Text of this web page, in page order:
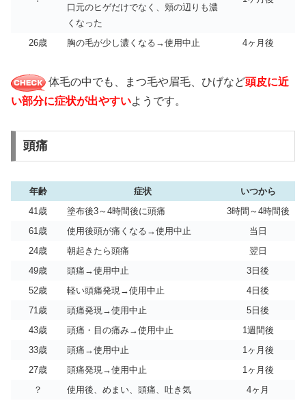
口元のヒゲだけでなく、頬の辺りも濃
くなった
26歳 胸の毛が少し濃くなる→使用中止 4ヶ月後
体毛の中でも、まつ毛や眉毛、ひげなど頭皮に近
い部分に症状が出やすいようです。
頭痛
年齢 症状
いつから
41歳
塗布後3～4時間後に頭痛
3時間～4時間後
61歳
使用後頭が痛くなる→使用中止
当日
24歳
朝起きたら頭痛
翌日
49歳
頭痛→使用中止
3日後
52歳
軽い頭痛発現→使用中止
4日後
71歳
頭痛発現→使用中止
5日後
43歳
頭痛・目の痛み→使用中止
1週間後
33歳
頭痛→使用中止
1ヶ月後
27歳
頭痛発現→使用中止
1ヶ月後
？
使用後、めまい、頭痛、吐き気 4ヶ月